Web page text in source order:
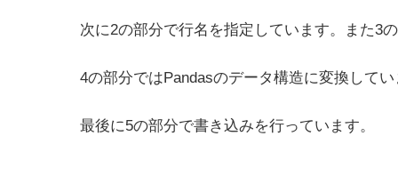
次に2の部分で行名を指定しています。また3
4の部分ではPandasのデータ構造に変換してい
最後に5の部分で書き込みを行っています。